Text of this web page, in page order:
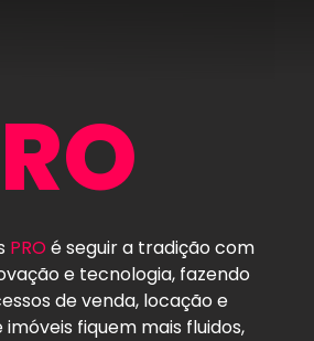
PRO é seguir a tradição com
e tecnologia, fazendo
de venda, locação e
fiquem mais fluidos,